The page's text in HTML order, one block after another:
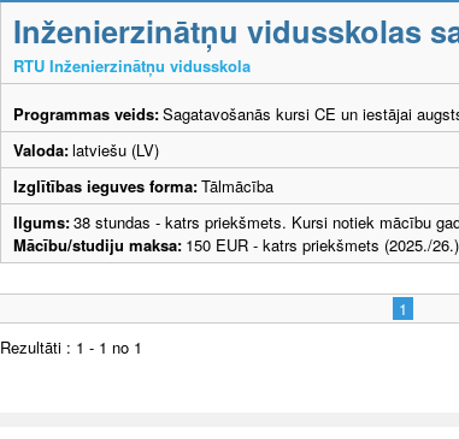
Inženierzinātņu vidusskolas
RTU Inženierzinātņu vidusskola
Programmas veids:Sagatavošanās kursi CE un iestājai
Valoda:latviešu (LV)
Izglītības ieguves forma:Tālmācība
Ilgums:38 stundas - katrs priekšmets. Kursi notiek mācību
Mācību/studiju maksa: 150 EUR - katrs priekšmets (2025./26.)
1
Rezultāti : 1 - 1 no 1